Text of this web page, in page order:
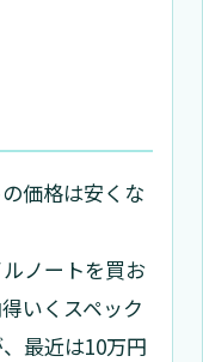
価格は安くな
ノートを買お
いくスペック
最近は10万円